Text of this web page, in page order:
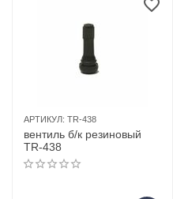
АРТИКУЛ: TR-438
вентиль б/к резиновый
TR-438